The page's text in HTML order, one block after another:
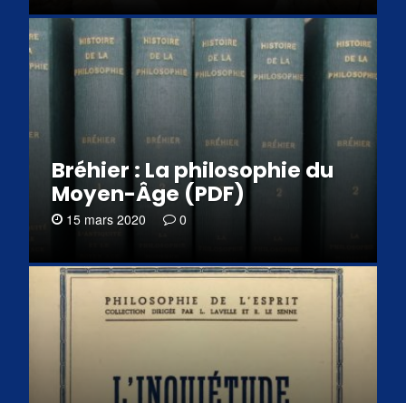
Bréhier : La philosophie du
Moyen-Âge (PDF)
15 mars 2020 0